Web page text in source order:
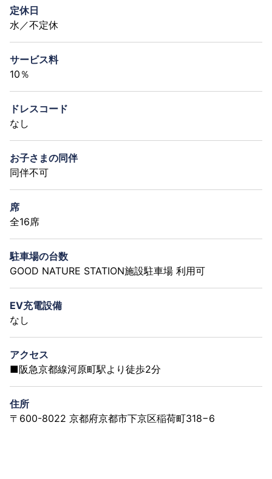
定休日
水／不定休
サービス料
10％
ドレスコード
なし
お子さまの同伴
同伴不可
席
全16席
駐車場の台数
GOOD NATURE STATION施設駐車場 利用可
EV充電設備
なし
アクセス
■阪急京都線河原町駅より徒歩2分
住所
〒600-8022 京都府京都市下京区稲荷町318−6